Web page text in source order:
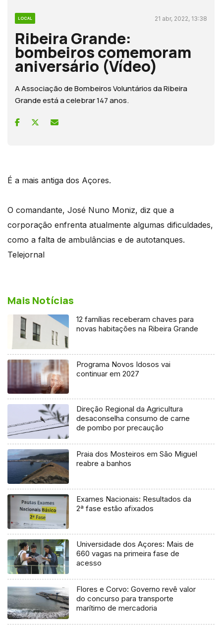
LOCAL 21 abr, 2022, 13:38
Ribeira Grande:
bombeiros comemoram
aniversário (Vídeo)
A Associação de Bombeiros Voluntários da Ribeira
Grande está a celebrar 147 anos.
É a mais antiga dos Açores.
O comandante, José Nuno Moniz, diz que a
corporação enfrenta atualmente algumas dificuldades,
como a falta de ambulâncias e de autotanques.
Telejornal
Mais Notícias
12 famílias receberam chaves para
novas habitações na Ribeira Grande
Programa Novos Idosos vai
continuar em 2027
Direção Regional da Agricultura
desaconselha consumo de carne
de pombo por precaução
Praia dos Mosteiros em São Miguel
reabre a banhos
Exames Nacionais: Resultados da
2ª fase estão afixados
Universidade dos Açores: Mais de
660 vagas na primeira fase de
acesso
Flores e Corvo: Governo revê valor
do concurso para transporte
marítimo de mercadoria